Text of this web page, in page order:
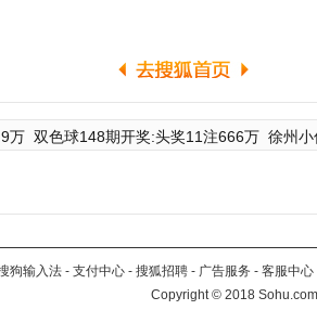
万 双色球148期开奖:头奖11注666万 徐州
狗输入法 - 支付中心 - 搜狐招聘 - 广告服务 - 客服中心
Copyright©2018